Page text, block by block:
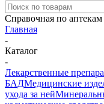
Справочная по аптекам
Главная
-
Каталог
-
Лекарственные
БАДМедицинские
ухода за ней